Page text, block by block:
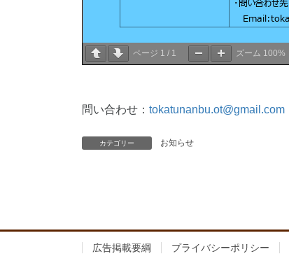
ページ 1 / 1 ズーム 100%
問い合わせ： tokatunanbu.ot@gmail.com
カテゴリー お知らせ
広告掲載要綱 プライバシーポリシー